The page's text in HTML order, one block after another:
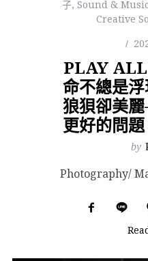
子, Sound &
Creative
PLAY
命不總是
狼狽卻美
更好的問
by